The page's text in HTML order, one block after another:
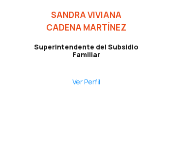
SANDRA VIVIANA
CADENA MARTÍNEZ
Superintendente del Subsidio
Familiar
Ver Perfil